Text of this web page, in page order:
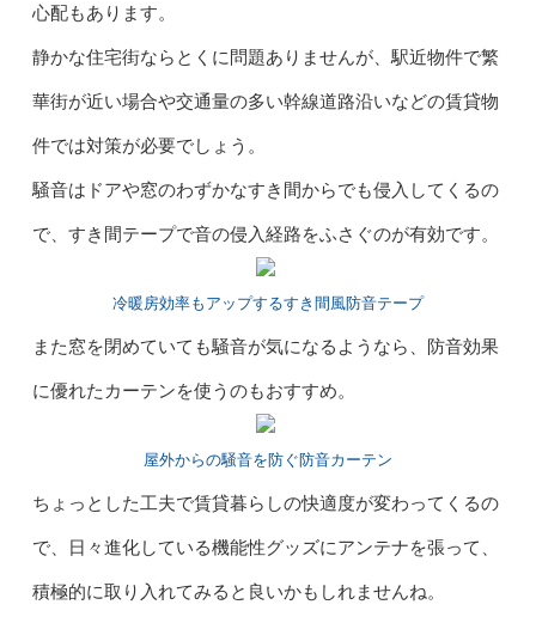
心配もあります。
静かな住宅街ならとくに問題ありませんが、駅近物件で繁
華街が近い場合や交通量の多い幹線道路沿いなどの賃貸物
件では対策が必要でしょう。
騒音はドアや窓のわずかなすき間からでも侵入してくるの
で、すき間テープで音の侵入経路をふさぐのが有効です。
冷暖房効率もアップするすき間風防音テープ
また窓を閉めていても騒音が気になるようなら、防音効果
に優れたカーテンを使うのもおすすめ。
屋外からの騒音を防ぐ防音カーテン
ちょっとした工夫で賃貸暮らしの快適度が変わってくるの
で、日々進化している機能性グッズにアンテナを張って、
積極的に取り入れてみると良いかもしれませんね。